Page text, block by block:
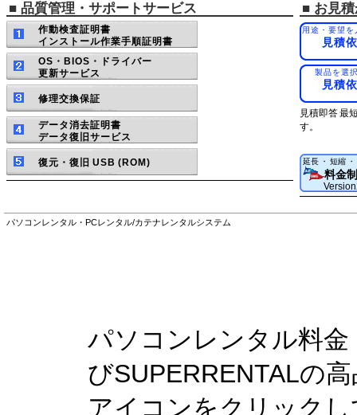
■ 品質管理・サポートサービス
作動検査証明書
インストール作業手順証明書
OS・BIOS・ドライバー
更新サービス
修理交換保証
データ消去証明書
データ復旧サービス
復元・復旧 USB (ROM)
■ お見
用途・要望を
見積
製品を選
見積
見積即答 最
す。
延長 ・ 短縮
料金
パソコンレンタル・PCレンタル/カテナレンタルシステム
パソコンレンタル料
びSUPERRENTALの
アイコンをクリック